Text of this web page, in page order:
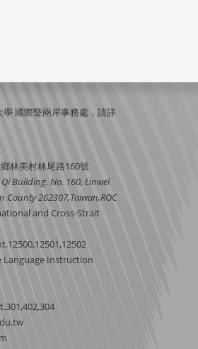
國際暨兩岸事務處，請詳
林美村林尾路160號
Building. No. 160, Linwei
County 262307,Taiwan,ROC
and Cross-Strait
Language Instruction
9875531